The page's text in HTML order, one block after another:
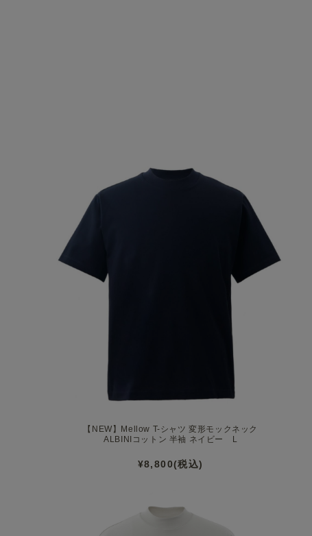
Journey Sweatshirt モックネック シ
【NEW】Mellow T-シャツ 変形モックネック
ALBINIコットン 半袖 ネイビー L
¥8,800(税込)